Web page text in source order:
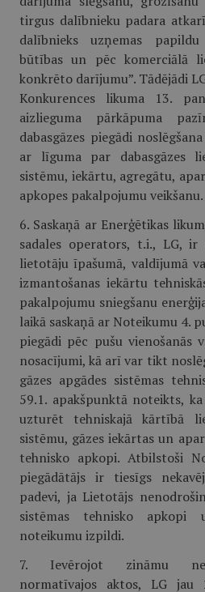
tirgus dalībnieku padara
dalībnieks uzņemas
būtības un pēc komerciālā
konkrēto darījumu”. Tādējādi
Konkurences likuma 13.
aizlieguma pārkāpuma
dabasgāzes piegādi
ar līguma par dabasgāzes
sistēmu, iekārtu, agregātu,
apkopes pakalpojumu veikšanu.
6. Saskaņā ar Enerģētikas
sadales operators, t.i., LG,
lietotāju īpašumā, valdījumā
izmantošanas iekārtu
pakalpojumu sniegšanu
laikā saskaņā ar Noteikumu 4.
piegādi pēc pušu
nosacījumi, kā arī var tikt
gāzes apgādes sistēmas
59.1. apakšpunktā noteikts,
uzturēt tehniskajā kārtībā
sistēmu, gāzes iekārtas un
tehnisko apkopi. Atbilstoši
piegādātājs ir tiesīgs
padevi, ja Lietotājs
sistēmas tehnisko apkopi
noteikumu izpildi.
7. Ievērojot zināmu
normatīvajos aktos, LG jau